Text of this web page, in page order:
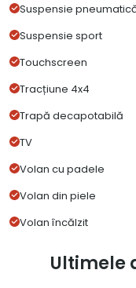
Suspensie
Suspensie sport
Touchscreen
Tracțiune 4x4
Trapă decapotabilă
TV
Volan cu padele
Volan din piele
Volan încălzit
Ultimele